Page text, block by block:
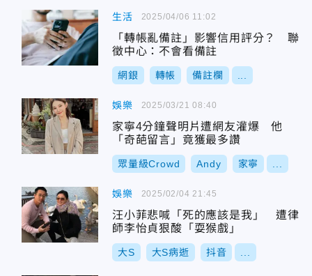
生活
「轉帳亂備註」影響信用評分？ 聯
徵中心：不會看備註
網銀 轉帳 備註欄
2025/04/06 11:02
娛樂
家寧4分鐘聲明片遭網友灌爆 他
「奇葩留言」竟獲最多讚
眾量級Crowd Andy 家寧
2025/03/21 08:40
娛樂
汪小菲悲喊「死的應該是我」 遭律
師李怡貞狠酸「耍猴戲」
大S 大S病逝 抖音
2025/02/04 21:45